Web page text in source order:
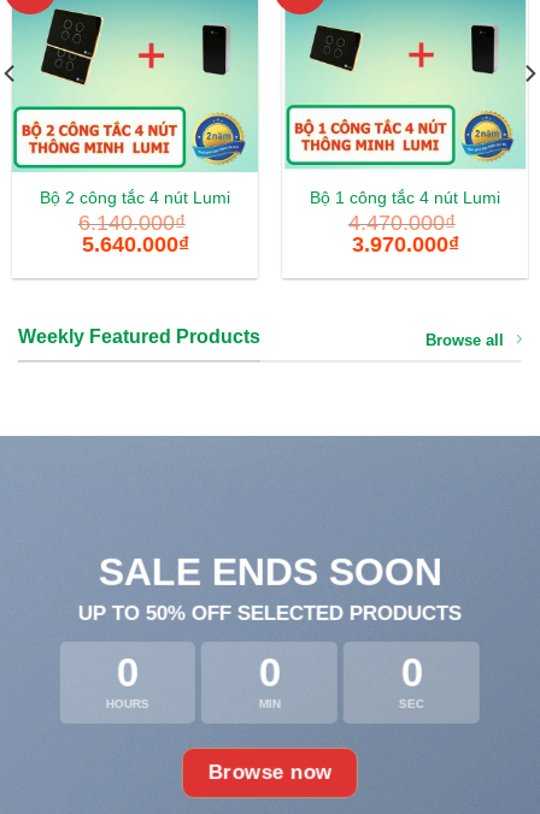
Bộ 2 công tắc 4 nút Lumi
6.140.000₫
5.640.000₫
Bộ 1 công tắc 4 nút Lumi
4.470.000₫
3.970.000₫
Weekly Featured Products Browse all
SALE ENDS SOON
UP TO 50% OFF SELECTED PRODUCTS
0
HOURS
0
MIN
0
SEC
Browse now